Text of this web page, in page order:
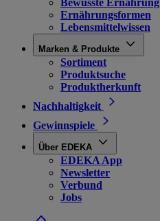
Bewusste Ernährung
Ernährungsformen
Lebensmittelwissen
Marken & Produkte
Sortiment
Produktsuche
Produktherkunft
Nachhaltigkeit
Gewinnspiele
Über EDEKA
EDEKA App
Newsletter
Verbund
Jobs